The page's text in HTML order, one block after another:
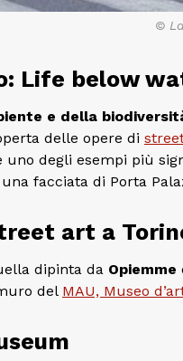
©
Life below
e della
delle opere di
uno degli esempi più
facciata di Porta
art a
dipinta da Opiemme
del MAU, Museo